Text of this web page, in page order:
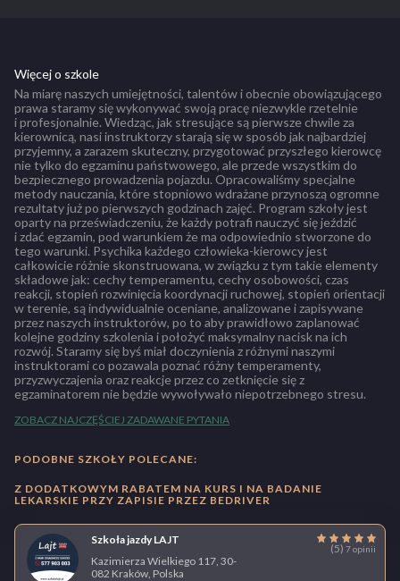
Więcej o szkole
Na miarę naszych umiejętności, talentów i obecnie obowiązującego
prawa staramy się wykonywać swoją pracę niezwykle rzetelnie
i profesjonalnie. Wiedząc, jak stresujące są pierwsze chwile za
kierownicą, nasi instruktorzy starają się w sposób jak najbardziej
przyjemny, a zarazem skuteczny, przygotować przyszłego kierowcę
nie tylko do egzaminu państwowego, ale przede wszystkim do
bezpiecznego prowadzenia pojazdu. Opracowaliśmy specjalne
metody nauczania, które stopniowo wdrażane przynoszą ogromne
rezultaty już po pierwszych godzinach zajęć. Program szkoły jest
oparty na przeświadczeniu, że każdy potrafi nauczyć się jeździć
i zdać egzamin, pod warunkiem że ma odpowiednio stworzone do
tego warunki. Psychika każdego człowieka-kierowcy jest
całkowicie różnie skonstruowana, w związku z tym takie elementy
składowe jak: cechy temperamentu, cechy osobowości, czas
reakcji, stopień rozwinięcia koordynacji ruchowej, stopień orientacji
w terenie, są indywidualnie oceniane, analizowane i zapisywane
przez naszych instruktorów, po to aby prawidłowo zaplanować
kolejne godziny szkolenia i położyć maksymalny nacisk na ich
rozwój. Staramy się byś miał doczynienia z różnymi naszymi
instruktorami co pozawala poznać różny temperamenty,
przyzwyczajenia oraz reakcje przez co zetknięcie się z
egzaminatorem nie będzie wywoływało niepotrzebnego stresu.
ZOBACZ NAJCZĘŚCIEJ ZADAWANE PYTANIA
PODOBNE SZKOŁY POLECANE:
Z DODATKOWYM RABATEM NA KURS I NA BADANIE
LEKARSKIE PRZY ZAPISIE PRZEZ BEDRIVER
Szkoła jazdy LAJT
(5) 7 opinii
Kazimierza Wielkiego 117, 30-
082 Kraków, Polska